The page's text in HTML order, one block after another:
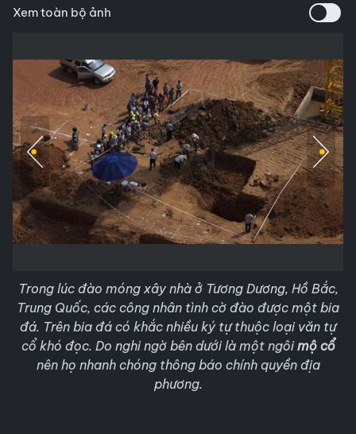
Xem toàn bộ ảnh
Trong lúc đào móng xây nhà ở Tương Dương, Hồ Bắc,
Trung Quốc, các công nhân tình cờ đào được một bia
đá. Trên bia đá có khắc nhiều ký tự thuộc loại văn tự
cổ khó đọc. Do nghi ngờ bên dưới là một ngôimộ cổ
nên họ nhanh chóng thông báo chính quyền địa
phương.